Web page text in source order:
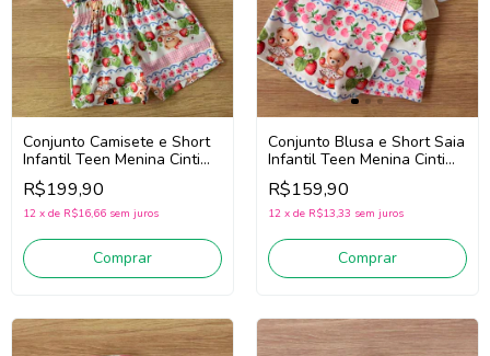
Conjunto Camisete e Short
Infantil Teen Menina Cinti
22196 (Off White/Rosa)
R$199,90
12 x de R$16,66 sem juros
Comprar
Conjunto Blusa e Short Saia
Infantil Teen Menina Cinti
22197 (Off White/Rosa)
R$159,90
12 x de R$13,33 sem juros
Comprar